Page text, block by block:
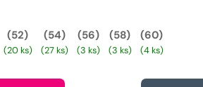
(52)
(20 ks)
(54)
(27 ks)
(56)
(3 ks)
(58)
(3 ks)
(60)
(4 ks)